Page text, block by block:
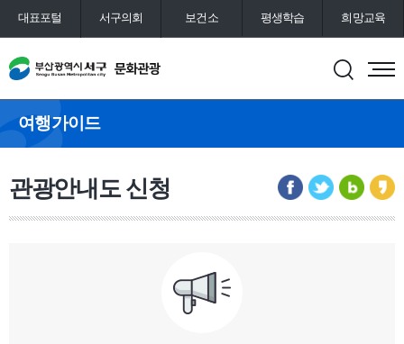
대표포털 서구의회 보건소 평생학습 희망교육
통합예약
여행가이드
관광안내도 신청